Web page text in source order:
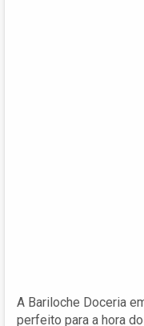
A Bariloche Doceria
perfeito para a hora